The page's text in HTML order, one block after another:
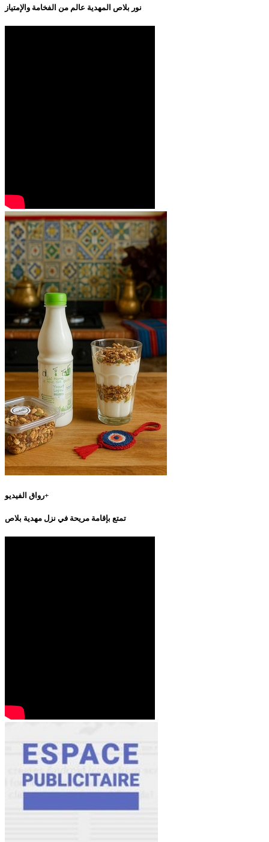
نور بلاص المهدية عالم من الفخامة والإمتياز
رواق الفيديو+
تمتع بإقامة مريحة في نزل مهدية بلاص